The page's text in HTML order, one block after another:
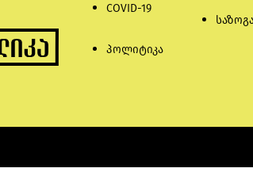
COVID-19
პოლიტიკა